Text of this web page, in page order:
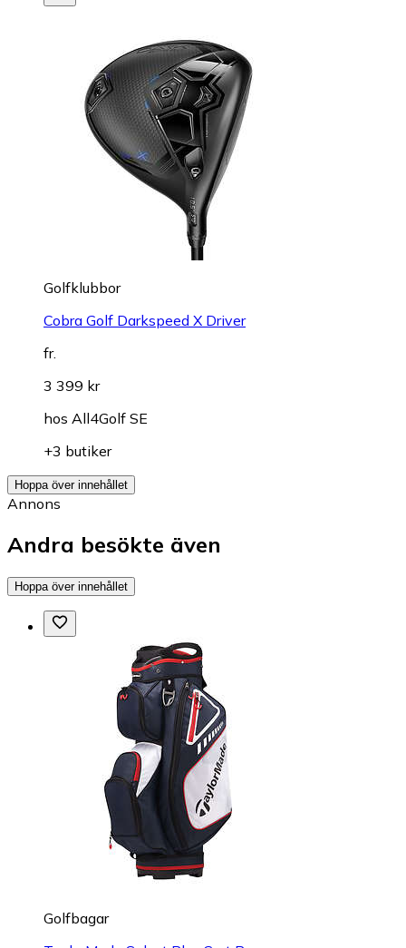
Golfklubbor
Cobra Golf Darkspeed X Driver
fr.
3 399 kr
hos All4Golf SE
+3 butiker
Hoppa över innehållet
Annons
Andra besökte även
Hoppa över innehållet
Golfbagar